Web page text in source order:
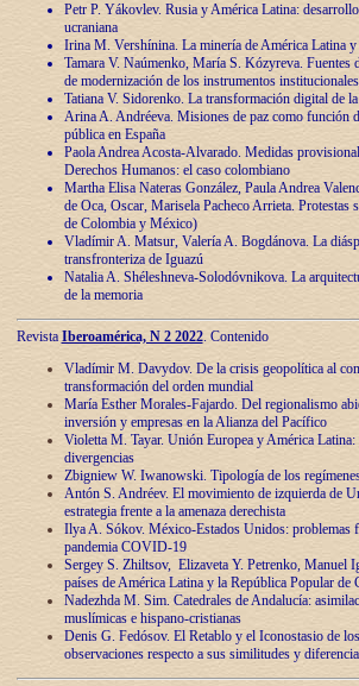
Petr P. Yákovlev. Rusia y América Latina:
ucraniana
Irina M. Vershínina. La minería de América Latina
Tamara V. Naúmenko, María S. Kózyreva. Fuentes
de modernización de los instrumentos
Tatiana V. Sidorenko. La transformación digital de
Arina A. Andréeva. Misiones de paz como función
pública en España
Paola Andrea Acosta-Alvarado. Medidas
Derechos Humanos: el caso colombiano
Martha Elisa Nateras González, Paula Andrea
de Oca, Oscar, Marisela Pacheco Arrieta. Protestas
de Colombia y México)
Vladímir A. Matsur, Valería A. Bogdánova. La
transfronteriza de Iguazú
Natalia A. Shéleshneva-Solodóvnikova. La
de la memoria
Revista Iberoamérica, N 2 2022. Contenido
Vladímir M. Davydov. De la crisis geopolítica al
transformación del orden mundial
María Esther Morales-Fajardo. Del regionalismo
inversión y empresas en la Alianza del Pacífico
Violetta M. Tayar. Unión Europea y América Latina:
divergencias
Zbigniew W. Iwanowski. Tipología de los
Antón S. Andréev. El movimiento de izquierda de
estrategia frente a la amenaza derechista
Ilya A. Sókov. México-Estados Unidos: problemas
pandemia COVID-19
Sergey S. Zhiltsov, Elizaveta Y. Petrenko, Manuel
países de América Latina y la República Popular de
Nadezhda M. Sim. Catedrales de Andalucía:
muslímicas e hispano-cristianas
Denis G. Fedósov. El Retablo y el Iconostasio de
observaciones respecto a sus similitudes y